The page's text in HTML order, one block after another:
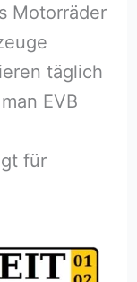
Motorräder
täglich
EVB
für